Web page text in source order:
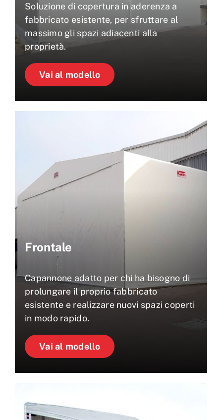
Soluzione di copertura in aderenza a
fabbricato esistente, per sfruttare al
massimo gli spazi adiacenti alla
proprietà.
Vai al modello
Frontale
Capannone adatto per chi ha bisogno di
prolungare il proprio fabbricato
esistente e realizzare nuovi spazi coperti
in modo rapido.
Vai al modello